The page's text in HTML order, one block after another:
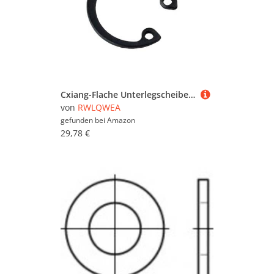
Tore & Durchgangsbögen
Tresore & Waffenschränke
Unterlegscheiben & Ringe
(89.264)
Vorhängeschlösser &
Elektroinstallation (283.630)
Fenster (571.887)
Fliesen (112.713)
Garagen & Carports
Cxiang-Flache Unterlegscheiben M8-M145 C Clips Snap Retaining Ring For Hole Black 65 Manganese Steel Washer Internal Retaining Ring Shaft Circli, für Bolzenschraube(M85(1pcs))
von RWLQWEA
gefunden bei Amazon
29,78 €